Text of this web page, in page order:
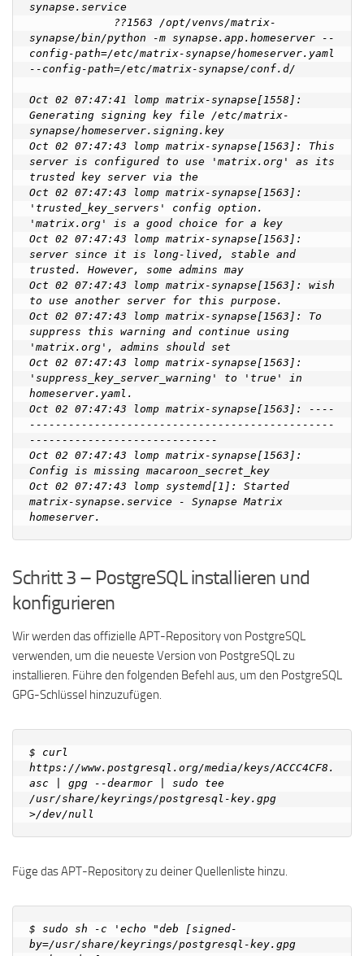
synapse.service
synapse/bin/python -m synapse.app.homeserver --
config-path=/etc/matrix-synapse/homeserver.yaml
--config-path=/etc/matrix-synapse/conf.d/
Oct 02 07:47:41 lomp matrix-synapse[1558]:
Generating signing key file /etc/matrix-
synapse/homeserver.signing.key
Oct 02 07:47:43 lomp matrix-synapse[1563]: This
server is configured to use 'matrix.org' as its
trusted key server via the
Oct 02 07:47:43 lomp matrix-synapse[1563]:
'trusted_key_servers' config option.
'matrix.org' is a good choice for a key
Oct 02 07:47:43 lomp matrix-synapse[1563]:
server since it is long-lived, stable and
trusted. However, some admins may
Oct 02 07:47:43 lomp matrix-synapse[1563]: wish
to use another server for this purpose.
Oct 02 07:47:43 lomp matrix-synapse[1563]: To
suppress this warning and continue using
'matrix.org', admins should set
Oct 02 07:47:43 lomp matrix-synapse[1563]:
'suppress_key_server_warning' to 'true' in
homeserver.yaml.
Oct 02 07:47:43 lomp matrix-synapse[1563]: ----
-----------------------------------------------
-----------------------------
Oct 02 07:47:43 lomp matrix-synapse[1563]:
Config is missing macaroon_secret_key
Oct 02 07:47:43 lomp systemd[1]: Started
matrix-synapse.service - Synapse Matrix
Schritt 3 – PostgreSQL installieren und
konfigurieren
Wir werden das offizielle APT-Repository von PostgreSQL
verwenden, um die neueste Version von PostgreSQL zu
installieren. Führe den folgenden Befehl aus, um den PostgreSQL
GPG-Schlüssel hinzuzufügen.
$ curl
https://www.postgresql.org/media/keys/ACCC4CF8.
asc | gpg --dearmor | sudo tee
/usr/share/keyrings/postgresql-key.gpg
Füge das APT-Repository zu deiner Quellenliste hinzu.
$ sudo sh -c 'echo "deb [signed-
by=/usr/share/keyrings/postgresql-key.gpg